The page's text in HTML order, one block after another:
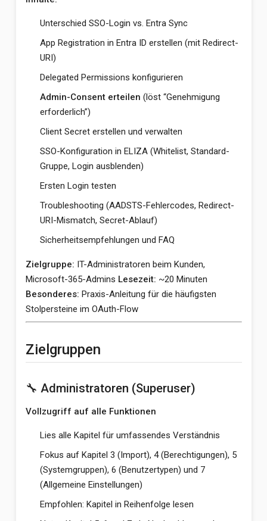
Unterschied SSO-Login vs. Entra Sync
App Registration in Entra ID erstellen (mit Redirect-
URI)
Delegated Permissions konfigurieren
Admin-Consent erteilen (löst “Genehmigung
erforderlich”)
Client Secret erstellen und verwalten
SSO-Konfiguration in ELIZA (Whitelist, Standard-
Gruppe, Login ausblenden)
Ersten Login testen
Troubleshooting (AADSTS-Fehlercodes, Redirect-
URI-Mismatch, Secret-Ablauf)
Sicherheitsempfehlungen und FAQ
Zielgruppe: IT-Administratoren beim Kunden,
Microsoft-365-Admins Lesezeit: ~20 Minuten
Besonderes: Praxis-Anleitung für die häufigsten
Stolpersteine im OAuth-Flow
Zielgruppen
🔧 Administratoren (Superuser)
Vollzugriff auf alle Funktionen
Lies alle Kapitel für umfassendes Verständnis
Fokus auf Kapitel 3 (Import), 4 (Berechtigungen), 5
(Systemgruppen), 6 (Benutzertypen) und 7
(Allgemeine Einstellungen)
Empfohlen: Kapitel in Reihenfolge lesen